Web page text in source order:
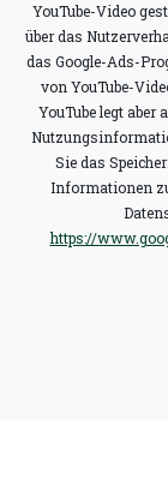
YouTube-Video
über das
das Google-Ads-
von YouTube-
YouTube legt aber
Sie das
Informationen
https://